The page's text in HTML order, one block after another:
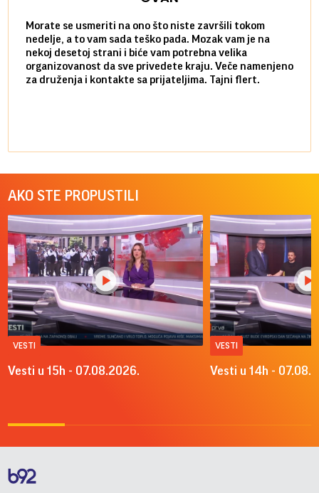
Morate se usmeriti na ono što niste završili tokom
nedelje, a to vam sada teško pada. Mozak vam je na
nekoj desetoj strani i biće vam potrebna velika
organizovanost da sve privedete kraju. Veče namenjeno
za druženja i kontakte sa prijateljima. Tajni flert.
AKO STE PROPUSTILI
VESTI
Vesti u 15h - 07.08.2026.
VESTI
Vesti u 14h -